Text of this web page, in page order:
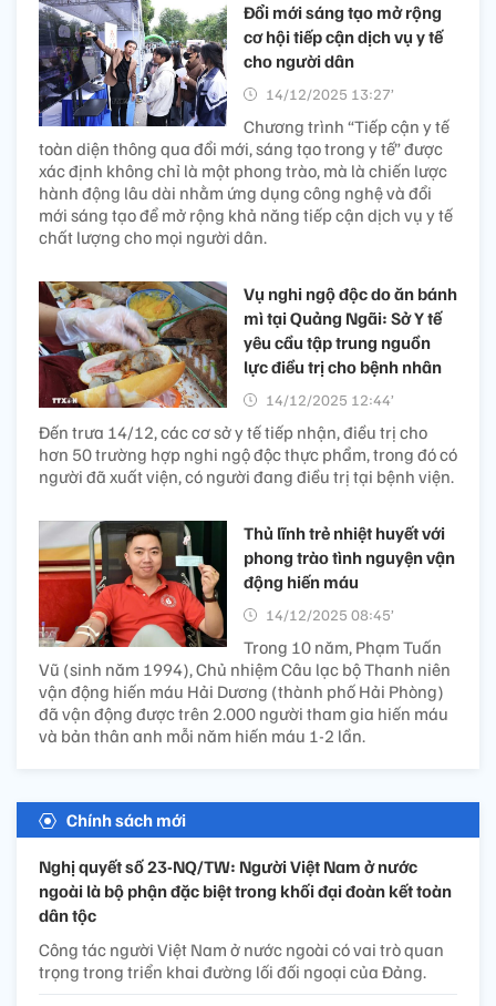
Đổi mới sáng tạo mở rộng
cơ hội tiếp cận dịch vụ y tế
cho người dân
14/12/2025 13:27’
Chương trình “Tiếp cận y tế
toàn diện thông qua đổi mới, sáng tạo trong y tế” được
xác định không chỉ là một phong trào, mà là chiến lược
hành động lâu dài nhằm ứng dụng công nghệ và đổi
mới sáng tạo để mở rộng khả năng tiếp cận dịch vụ y tế
chất lượng cho mọi người dân.
Vụ nghi ngộ độc do ăn bánh
mì tại Quảng Ngãi: Sở Y tế
yêu cầu tập trung nguồn
lực điều trị cho bệnh nhân ​
14/12/2025 12:44’
Đến trưa 14/12, các cơ sở y tế tiếp nhận, điều trị cho
hơn 50 trường hợp nghi ngộ độc thực phẩm, trong đó có
người đã xuất viện, có người đang điều trị tại bệnh viện.
Thủ lĩnh trẻ nhiệt huyết với
phong trào tình nguyện vận
động hiến máu
14/12/2025 08:45’
Trong 10 năm, Phạm Tuấn
Vũ (sinh năm 1994), Chủ nhiệm Câu lạc bộ Thanh niên
vận động hiến máu Hải Dương (thành phố Hải Phòng)
đã vận động được trên 2.000 người tham gia hiến máu
và bản thân anh mỗi năm hiến máu 1-2 lần.
Chính sách mới
Nghị quyết số 23-NQ/TW: Người Việt Nam ở nước
ngoài là bộ phận đặc biệt trong khối đại đoàn kết toàn
dân tộc
Công tác người Việt Nam ở nước ngoài có vai trò quan
trọng trong triển khai đường lối đối ngoại của Đảng.